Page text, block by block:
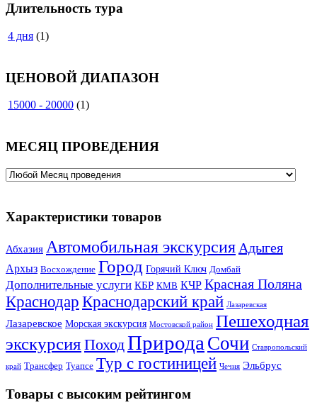
Длительность тура
4 дня (1)
ЦЕНОВОЙ ДИАПАЗОН
15000 - 20000 (1)
МЕСЯЦ ПРОВЕДЕНИЯ
Характеристики товаров
Абхазия Автомобильная экскурсия Адыгея
Архыз Восхождение Город Горячий Ключ Домбай
Дополнительные услуги КБР КМВ КЧР Красная Поляна
КраснодарКраснодарский край Лазаревская
Лазаревское Морская экскурсия Мостовской район Пешеходная
экскурсия ПоходПрирода Сочи Ставропольский
край Трансфер Туапсе Тур с гостиницей Чечня Эльбрус
Товары с высоким рейтингом